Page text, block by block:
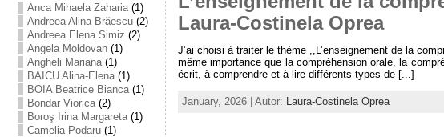
Anca Mihaela Zaharia(1)
Andreea Alina Brăescu(2)
Andreea Elena Simiz (2)
Angela Moldovan(1)
Angheli Mariana(1)
BAICU Alina-Elena(1)
BOIA Beatrice Bianca(1)
Bondar Viorica(2)
Boroş Irina Margareta(1)
Camelia Podaru(1)
Laura-Costinela Oprea
J’ai choisi à traiter le thème ,,L’enseignement de la
même importance que la compréhension orale, la
écrit, à comprendre et à lire différents types de [...]
January, 2026 | Autor: Laura-Costinela Oprea